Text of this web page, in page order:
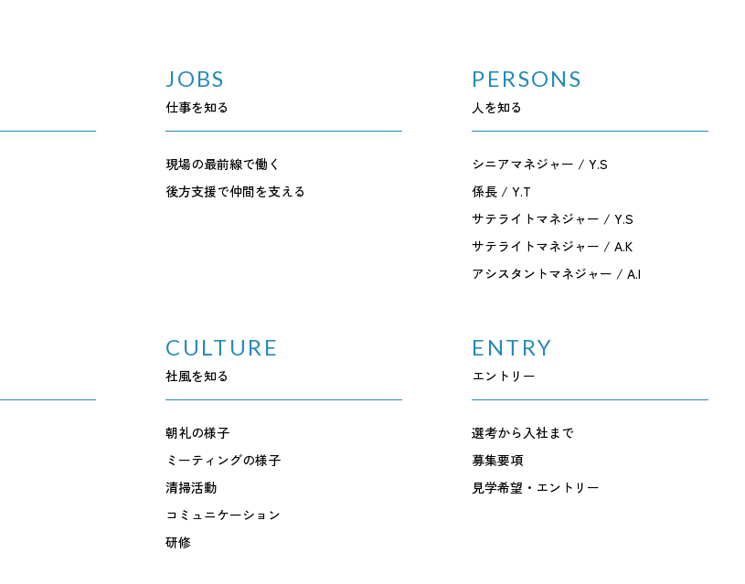
JOBS
仕事を知る
現場の最前線で働く
後方支援で仲間を支える
PERSONS
人を知る
シニアマネジャー / Y.S
係長 / Y.T
サテライトマネジャー / Y.S
サテライトマネジャー / A.K
アシスタントマネジャー / A.I
CULTURE
社風を知る
朝礼の様子
ミーティングの様子
清掃活動
コミュニケーション
研修
ENTRY
エントリー
選考から入社まで
募集要項
見学希望・エントリー